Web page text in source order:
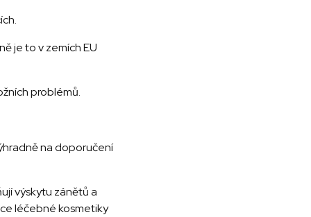
je to v zemích EU
problémů.
na doporučení
výskytu zánětů a
léčebné kosmetiky